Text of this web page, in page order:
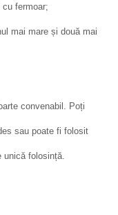
fermoar;
mai mare și două mai
convenabil. Poți
sau poate fi folosit
folosință.